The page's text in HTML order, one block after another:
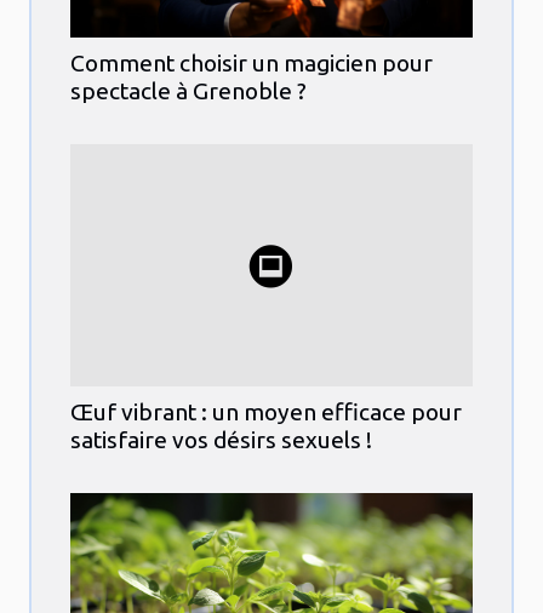
Comment choisir un magicien pour
spectacle à Grenoble ?
Œuf vibrant : un moyen efficace pour
satisfaire vos désirs sexuels !